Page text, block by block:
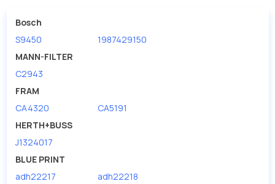
представлены в большом ассортименте.
Мы продаем сертифицированные колодки тормозные
дисковые с гарантией от производителя MAHLE.
Производитель
Исполнение фильтра
Bosch
S9450
1987429150
MANN-FILTER
C2943
FRAM
CA4320
CA5191
HERTH+BUSS
J1324017
BLUE PRINT
adh22217
adh22218